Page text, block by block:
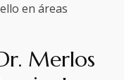
en áreas
Merlos